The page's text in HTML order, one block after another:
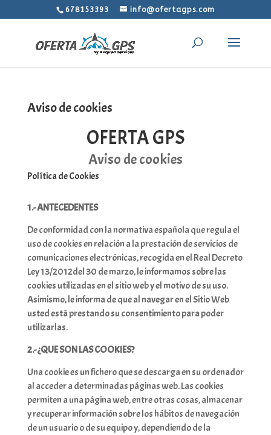
678153393 info@ofertagps.com
Aviso de cookies
OFERTA GPS
Aviso de cookies
Política de Cookies
1.- ANTECEDENTES
De conformidad con la normativa española que regula el
uso de cookies en relación a la prestación de servicios de
comunicaciones electrónicas, recogida en el Real Decreto
Ley 13/2012del 30 de marzo, le informamos sobre las
cookies utilizadas en el sitio web y el motivo de su uso.
Asimismo, le informa de que al navegar en el Sitio Web
usted está prestando su consentimiento para poder
utilizarlas.
2.- ¿QUE SON LAS COOKIES?
Una cookie es un fichero que se descarga en su ordenador
al acceder a determinadas páginas web. Las cookies
permiten a una página web, entre otras cosas, almacenar
y recuperar información sobre los hábitos de navegación
de un usuario o de su equipo y, dependiendo de la